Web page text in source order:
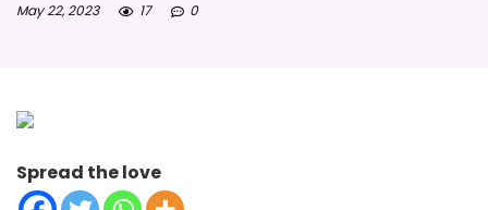
May 22, 2023 17 0
Spread the love